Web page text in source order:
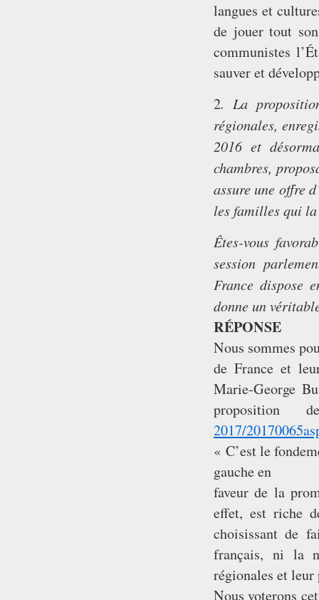
langues et
de jouer tout
communistes
sauver et
2. La
régionales,
2016 et
chambres,
assure une offre
les familles qui
Êtes-vous
session
France dispose
donne un
RÉPONSE
Nous sommes
de France et
Marie-George
2017/
« C’est le
gauche en
faveur de la
effet, est riche
choisissant de
français, ni la
régionales et
Nous voterons